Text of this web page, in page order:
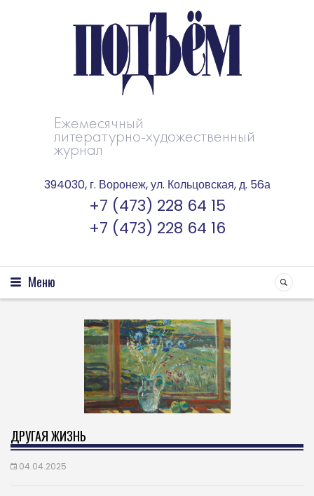
Ежемесячный
литературно-художественный
журнал
394030, г. Воронеж, ул. Кольцовская, д. 56а
+7 (473) 228 64 15
+7 (473) 228 64 16
Меню
ДРУГАЯ ЖИЗНЬ
04.04.2025